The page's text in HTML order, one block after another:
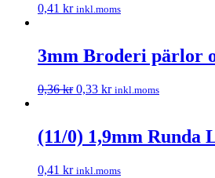
0,41 kr inkl.moms
3mm Broderi pärlor
0,36kr 0,33 kr inkl.moms
(11/0) 1,9mm
0,41 kr inkl.moms